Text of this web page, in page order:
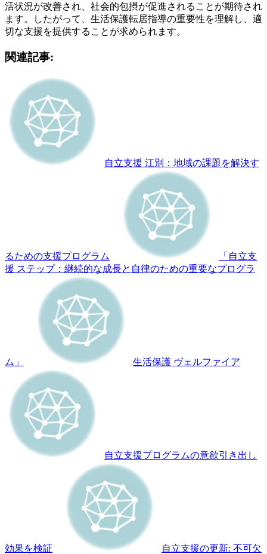
活状況が改善され、社会的包摂が促進されることが期待され
ます。したがって、生活保護転居指導の重要性を理解し、適
切な支援を提供することが求められます。
関連記事:
自立支援 江別：地域の課題を解決す
るための支援プログラム
「自立支
援 ステップ：継続的な成長と自律のための重要なプログラ
ム」 生活保護 ヴェルファイア
自立支援プログラムの意欲引き出し
効果を検証 自立支援の更新: 不可欠